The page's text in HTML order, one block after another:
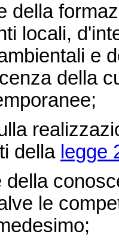
locali,
e
della
della legge
le